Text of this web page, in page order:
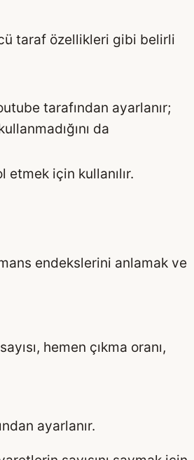
taraf özellikleri gibi belirli
tarafından ayarlanır;
da
için kullanılır.
endekslerini anlamak ve
hemen çıkma oranı,
ayarlanır.